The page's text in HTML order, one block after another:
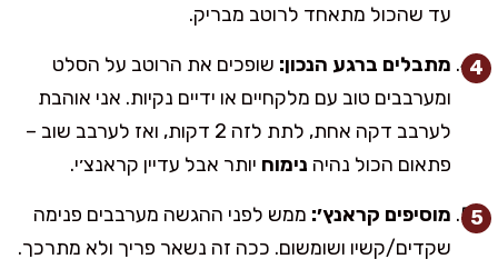
עד שהכול מתאחד לרוטב מבריק.
מתבלים ברגע הנכון: שופכים את הרוטב על הסלט
ומערבבים טוב עם מלקחיים או ידיים נקיות. אני אוהבת
לערבב דקה אחת, לתת לזה 2 דקות, ואז לערבב שוב –
פתאום הכול נהיה נימוח יותר אבל עדיין קראנצ׳י.
מוסיפים קראנץ׳: ממש לפני ההגשה מערבבים פנימה
שקדים/קשיו ושומשום. ככה זה נשאר פריך ולא מתרכך.